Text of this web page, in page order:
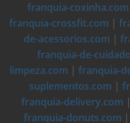
franquia-coxinha.com
franquia-crossfit.com |
de-acessorios.com |
franquia-de-
limpeza.com | franquia-
suplementos.com |
franquia-delivery.com |
franquia-donuts.com |